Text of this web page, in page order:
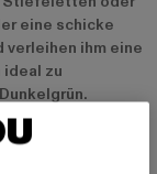
eine schicke
verleihen ihm eine
ideal zu